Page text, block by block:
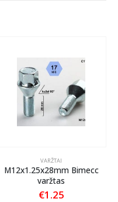
VARŽTAI
M12x1.25x28mm Bimecc
varžtas
€1.25